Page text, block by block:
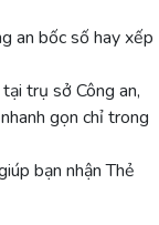
an bốc số hay xếp
trụ sở Công an,
gọn chỉ trong
bạn nhận Thẻ